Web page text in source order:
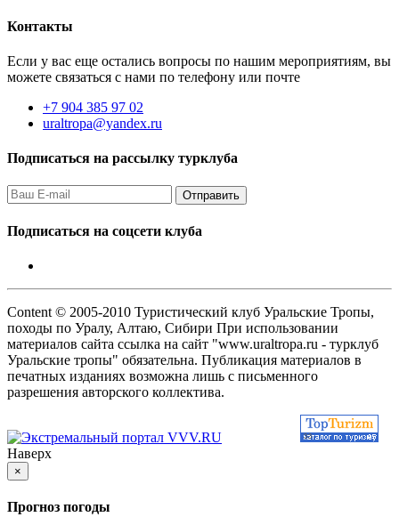
Контакты
Если у вас еще остались вопросы по нашим мероприятиям, вы
можете связаться с нами по телефону или почте
+7 904 385 97 02
uraltropa@yandex.ru
Подписаться на рассылку турклуба
Подписаться на соцсети клуба
Content © 2005-2010 Туристический клуб Уральские Тропы,
походы по Уралу, Алтаю, Сибири При использовании
материалов сайта ссылка на сайт "www.uraltropa.ru - турклуб
Уральские тропы" обязательна. Публикация материалов в
печатных изданиях возможна лишь с письменного
разрешения авторского коллектива.
Наверх
×
Прогноз погоды